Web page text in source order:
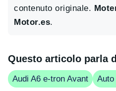
contenuto originale.
Motor.es.
Questo articolo parla
Audi A6 e-tron Avant